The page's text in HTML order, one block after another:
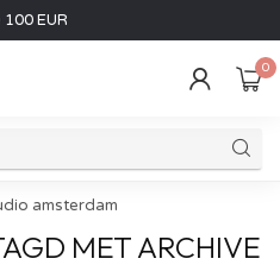
EUR
0
amsterdam
MET ARCHIVE